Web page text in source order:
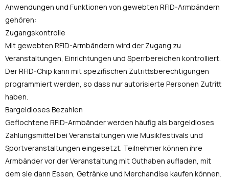
Anwendungen und Funktionen von gewebten RFID-Armbändern
gehören:
Zugangskontrolle
Mit gewebten RFID-Armbändern wird der Zugang zu
Veranstaltungen, Einrichtungen und Sperrbereichen kontrolliert.
Der RFID-Chip kann mit spezifischen Zutrittsberechtigungen
programmiert werden, so dass nur autorisierte Personen Zutritt
haben.
Bargeldloses Bezahlen
Geflochtene RFID-Armbänder werden häufig als bargeldloses
Zahlungsmittel bei Veranstaltungen wie Musikfestivals und
Sportveranstaltungen eingesetzt. Teilnehmer können ihre
Armbänder vor der Veranstaltung mit Guthaben aufladen, mit
dem sie dann Essen, Getränke und Merchandise kaufen können.